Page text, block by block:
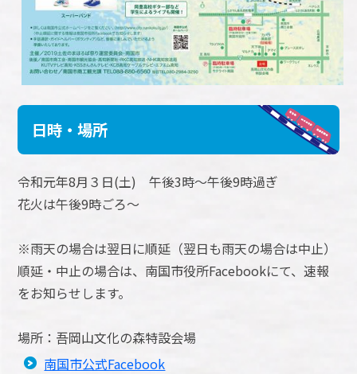
日時・場所
令和元年8月３日(土) 午後3時～午後9時過ぎ
花火は午後9時ごろ～
※雨天の場合は翌日に順延（翌日も雨天の場合は中止）
順延・中止の場合は、南国市役所Facebookにて、速報
をお知らせします。
場所：吾岡山文化の森特設会場
南国市公式Facebook